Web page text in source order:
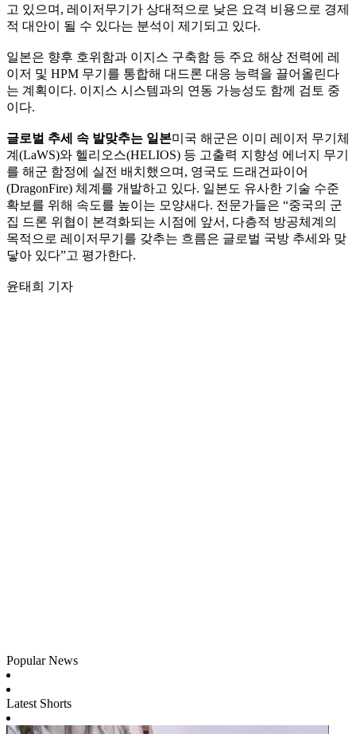
고 있으며, 레이저무기가 상대적으로 낮은 요격 비용으로 경제
적 대안이 될 수 있다는 분석이 제기되고 있다.
일본은 향후 호위함과 이지스 구축함 등 주요 해상 전력에 레
이저 및 HPM 무기를 통합해 대드론 대응 능력을 끌어올린다
는 계획이다. 이지스 시스템과의 연동 가능성도 함께 검토 중
이다.
글로벌 추세 속 발맞추는 일본미국 해군은 이미 레이저 무기체
계(LaWS)와 헬리오스(HELIOS) 등 고출력 지향성 에너지 무기
를 해군 함정에 실전 배치했으며, 영국도 드래건파이어
(DragonFire) 체계를 개발하고 있다. 일본도 유사한 기술 수준
확보를 위해 속도를 높이는 모양새다. 전문가들은 “중국의 군
집 드론 위협이 본격화되는 시점에 앞서, 다층적 방공체계의
목적으로 레이저무기를 갖추는 흐름은 글로벌 국방 추세와 맞
닿아 있다”고 평가한다.
윤태희 기자
Popular News
Latest Shorts